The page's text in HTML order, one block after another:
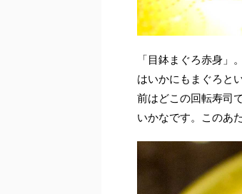
「目鉢まぐろ赤身
はいかにもまぐろと
前はどこの回転寿司
いかなです。このあ